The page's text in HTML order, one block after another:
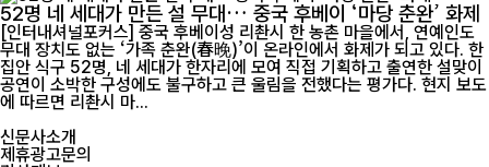
52명 네 세대가 만든 설 무대… 중국 후베이 ‘마당 춘완’ 화제
[인터내셔널포커스] 중국 후베이성 리촨시 한 농촌 마을에서, 연예인도
무대 장치도 없는 ‘가족 춘완(春晚)’이 온라인에서 화제가 되고 있다. 한
집안 식구 52명, 네 세대가 한자리에 모여 직접 기획하고 출연한 설맞이
공연이 소박한 구성에도 불구하고 큰 울림을 전했다는 평가다. 현지 보도
에 따르면 리촨시 마...
신문사소개
제휴광고문의